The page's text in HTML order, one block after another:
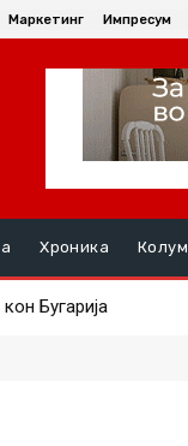
Маркетинг Импресум
Хроника
Бугарија на